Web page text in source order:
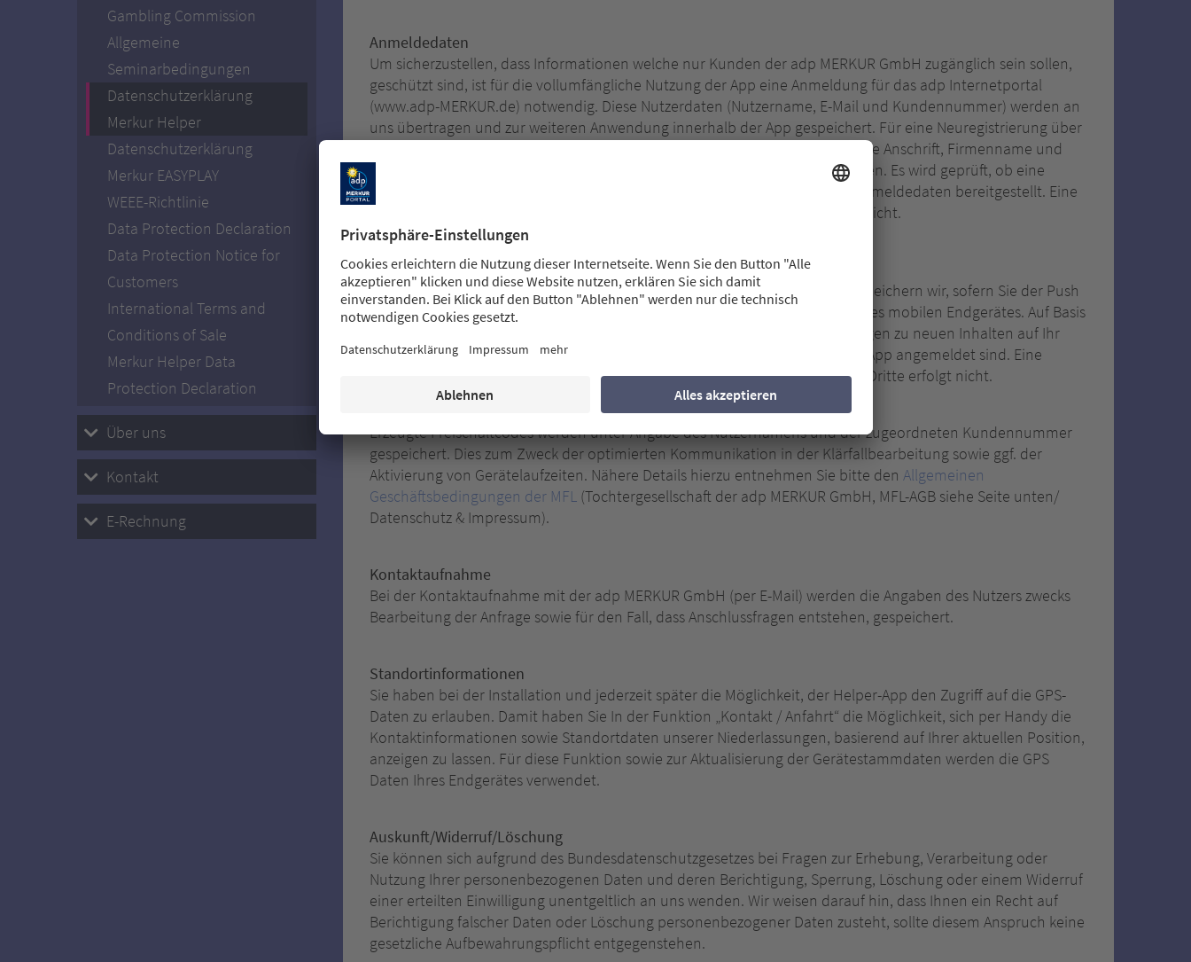
Gambling Commission
Allgemeine
Seminarbedingungen
Datenschutzerklärung
Merkur Helper
Datenschutzerklärung
Merkur EASYPLAY
WEEE-Richtlinie
Data Protection Declaration
Data Protection Notice for
Customers
International Terms and
Conditions of Sale
Merkur Helper Data
Protection Declaration
Über uns
Kontakt
E-Rechnung
Anmeldedaten
Um sicherzustellen, dass Informationen welche nur Kunden der adp MERKUR GmbH zugänglich sein sollen,
geschützt sind, ist für die vollumfängliche Nutzung der App eine Anmeldung für das adp Internetportal
(www.adp-MERKUR.de) notwendig. Diese Nutzerdaten (Nutzername, E-Mail und Kundennummer) werden an
uns übertragen und zur weiteren Anwendung innerhalb der App gespeichert. Für eine Neuregistrierung über
die App werden diese Daten, zusätzlich zu weitergehenden Informationen wie Anschrift, Firmenname und
Telefon, ebenfalls erhoben und mit unseren Kundenstammdaten abgeglichen. Es wird geprüft, ob eine
gemeinsame Geschäftsbeziehung besteht und, sofern dies der Fall ist, die Anmeldedaten bereitgestellt. Eine
Weitergabe jeglicher in diesem Abschnitt erwähnter Daten an Dritte erfolgt nicht.
Geräteinformationen
Um Ihnen neueste Informationen per Push Benachrichtigung zu schicken, speichern wir, sofern Sie der Push
Funktion beim ersten Start der App zugestimmt haben, die IMEI Nummer Ihres mobilen Endgerätes. Auf Basis
der IMEI Nummer und Ihrer Zugriffsdaten werden die Push Benachrichtigungen zu neuen Inhalten auf Ihr
Endgerät gesendet. Die Speicherung dieser Daten erfolgt solange Sie in der App angemeldet sind. Eine
Abmeldung führt zur Löschung der Daten. Eine Weitergabe dieser Daten an Dritte erfolgt nicht.
Erzeugte Freischaltcodes werden unter Angabe des Nutzernamens und der zugeordneten Kundennummer
gespeichert. Dies zum Zweck der optimierten Kommunikation in der Klärfallbearbeitung sowie ggf. der
Aktivierung von Gerätelaufzeiten. Nähere Details hierzu entnehmen Sie bitte den Allgemeinen
Geschäftsbedingungen der MFL (Tochtergesellschaft der adp MERKUR GmbH, MFL-AGB siehe Seite unten/
Datenschutz & Impressum).
Kontaktaufnahme
Bei der Kontaktaufnahme mit der adp MERKUR GmbH (per E-Mail) werden die Angaben des Nutzers zwecks
Bearbeitung der Anfrage sowie für den Fall, dass Anschlussfragen entstehen, gespeichert.
Standortinformationen
Sie haben bei der Installation und jederzeit später die Möglichkeit, der Helper-App den Zugriff auf die GPS-
Daten zu erlauben. Damit haben Sie In der Funktion „Kontakt / Anfahrt“ die Möglichkeit, sich per Handy die
Kontaktinformationen sowie Standortdaten unserer Niederlassungen, basierend auf Ihrer aktuellen Position,
anzeigen zu lassen. Für diese Funktion sowie zur Aktualisierung der Gerätestammdaten werden die GPS
Daten Ihres Endgerätes verwendet.
Auskunft/Widerruf/Löschung
Sie können sich aufgrund des Bundesdatenschutzgesetzes bei Fragen zur Erhebung, Verarbeitung oder
Nutzung Ihrer personenbezogenen Daten und deren Berichtigung, Sperrung, Löschung oder einem Widerruf
einer erteilten Einwilligung unentgeltlich an uns wenden. Wir weisen darauf hin, dass Ihnen ein Recht auf
Berichtigung falscher Daten oder Löschung personenbezogener Daten zusteht, sollte diesem Anspruch keine
gesetzliche Aufbewahrungspflicht entgegenstehen.